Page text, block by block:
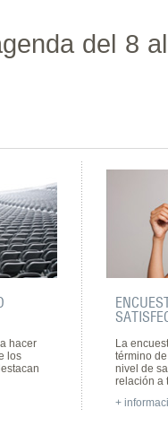
del 8
hacer
los
La
término
nivel de
relación a
+